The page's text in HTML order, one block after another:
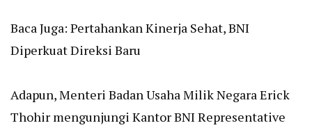
Baca Juga: Pertahankan Kinerja Sehat, BNI
Diperkuat Direksi Baru
Adapun, Menteri Badan Usaha Milik Negara Erick
Thohir mengunjungi Kantor BNI Representative